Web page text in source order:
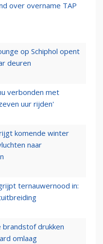
over overname TAP
op Schiphol opent
deuren
verbonden met
uur rijden'
komende winter
naar
ternauwernood in:
brandstof drukken
omlaag